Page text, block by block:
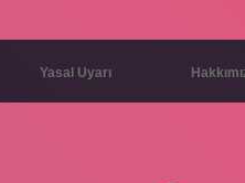
Yasal Uyarı